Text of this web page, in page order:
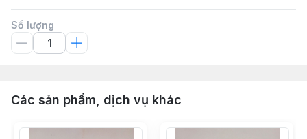
Số lượng
Các sản phẩm, dịch vụ khác